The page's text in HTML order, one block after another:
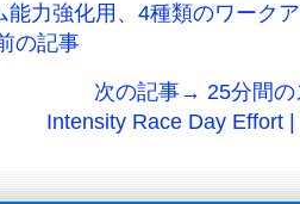
能力強化用、4種類のワーク
の記事
次の記事→ 25分間
Intensity Race Day Effort